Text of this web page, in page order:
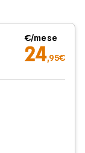
€/mese
24,95€